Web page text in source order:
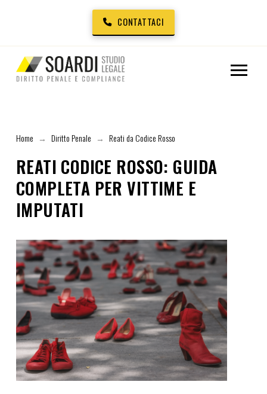
CONTATTACI
Home → Diritto Penale → Reati da Codice Rosso
REATI CODICE ROSSO: GUIDA
COMPLETA PER VITTIME E
IMPUTATI